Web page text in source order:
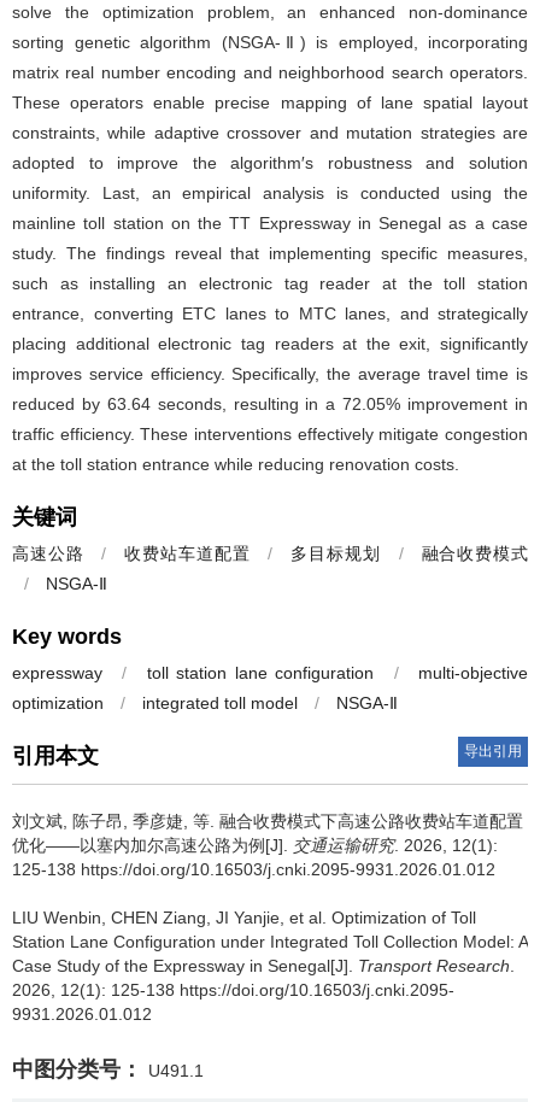
solve the optimization problem, an enhanced non-dominance
sorting genetic algorithm (NSGA-Ⅱ) is employed, incorporating
matrix real number encoding and neighborhood search operators.
These operators enable precise mapping of lane spatial layout
constraints, while adaptive crossover and mutation strategies are
adopted to improve the algorithm′s robustness and solution
uniformity. Last, an empirical analysis is conducted using the
mainline toll station on the TT Expressway in Senegal as a case
study. The findings reveal that implementing specific measures,
such as installing an electronic tag reader at the toll station
entrance, converting ETC lanes to MTC lanes, and strategically
placing additional electronic tag readers at the exit, significantly
improves service efficiency. Specifically, the average travel time is
reduced by 63.64 seconds, resulting in a 72.05% improvement in
traffic efficiency. These interventions effectively mitigate congestion
at the toll station entrance while reducing renovation costs.
关键词
高速公路 / 收费站车道配置 / 多目标规划 /
融合收费模式
/
NSGA-Ⅱ
Key words
expressway / toll station lane configuration /
multi-objective
optimization
/ integrated toll model / NSGA-Ⅱ
引用本文 导出引用
刘文斌 陈子昂 季彦婕 等 融合收费模式下高速公路收费站车道配置
优化——以塞内加尔高速公路为例[J]. 交通运输研究. 2026, 12(1):
125-138 https://doi.org/10.16503/j.cnki.2095-9931.2026.01.012
LIU Wenbin CHEN Ziang JI Yanjie et al Optimization of Toll
Station Lane Configuration under Integrated Toll Collection Model: A
Case Study of the Expressway in Senegal[J]. Transport Research
2026, 12(1): 125-138 https://doi.org/10.16503/j.cnki.2095-
9931.2026.01.012
中图分类号： U491.1